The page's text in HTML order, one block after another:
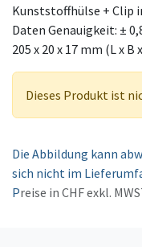
Kunststoffhülse + Clip
Daten Genauigkeit: ±
205 x 20 x 17 mm (L x B
Dieses Produkt ist
Die Abbildung kann
sich nicht im
Preise in CHF exkl.